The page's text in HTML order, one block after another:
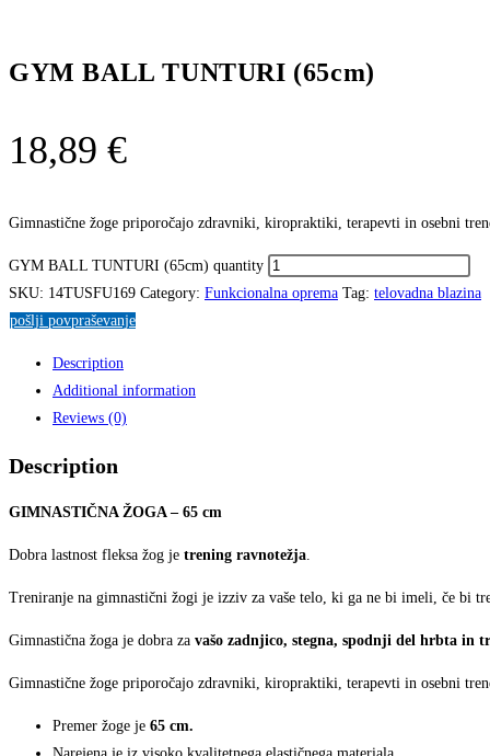
GYM BALL TUNTURI (65cm)
18,89 €
Gimnastične žoge priporočajo zdravniki, kiropraktiki, terapevti in osebni
GYM BALL TUNTURI (65cm) quantity
SKU: 14TUSFU169 Category: Funkcionalna oprema Tag: telovadna blazina
pošlji povpraševanje
Description
Additional information
Reviews (0)
Description
GIMNASTIČNA ŽOGA – 65 cm
Dobra lastnost fleksa žog je trening ravnotežja.
Treniranje na gimnastični žogi je izziv za vaše telo, ki ga ne bi imeli, če bi
Gimnastična žoga je dobra za vašo zadnjico, stegna, spodnji del hrbta in
Gimnastične žoge priporočajo zdravniki, kiropraktiki, terapevti in osebni
Premer žoge je 65 cm.